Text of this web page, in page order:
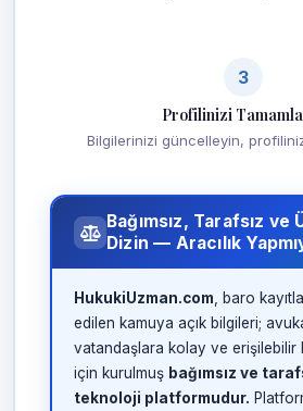
3
Profilinizi
Bilgilerinizi güncelleyin,
Bağımsız, Tarafsız ve
Dizin — Aracılık
HukukiUzman.com , baro
edilen kamuya açık bilgileri;
vatandaşlara kolay ve erişilebilir
için kurulmuş bağımsız ve
teknoloji platformudur.